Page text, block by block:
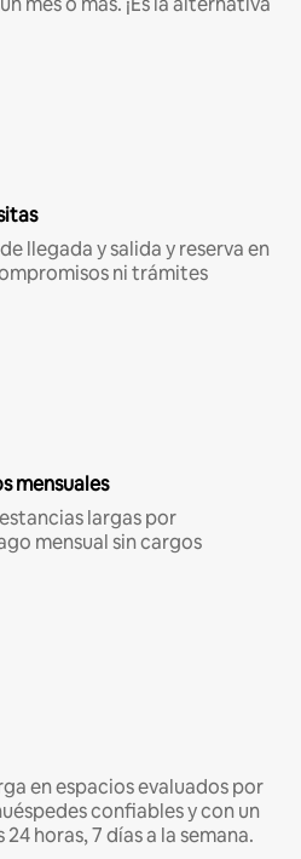
llegada y salida y reserva en
ni trámites
mensuales
largas por
mensual sin cargos
en espacios evaluados por
confiables y con un
horas, 7 días a la semana.